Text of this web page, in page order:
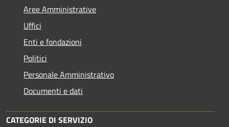
Aree Amministrative
Uffici
Enti e fondazioni
Politici
Personale Amministrativo
Documenti e dati
CATEGORIE DI SERVIZIO